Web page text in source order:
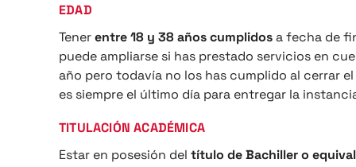
EDAD
Tenerentre 18 y 38 años cumplidosa fecha de
puede ampliarse si has prestado servicios en
año pero todavía no los has cumplido al cerrar
es siempre el último día para entregar la
TITULACIÓN ACADÉMICA
Estar en posesión del título de Bachiller o